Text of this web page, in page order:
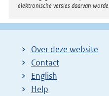
elektronische versies daarvan
Over deze website
Contact
English
Help